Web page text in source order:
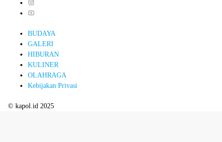
BUDAYA
GALERI
HIBURAN
KULINER
OLAHRAGA
Kebijakan Privasi
© kapol.id 2025